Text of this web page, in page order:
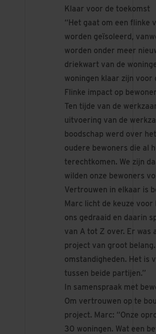
Klaar voor de toekomst
“Het gaat om een flinke
worden geïsoleerd,
worden onder meer
driekwart van de
woningen klaar zijn voor
Flinke impact op
Ten tijde van de
uitvoering van de
boodschap werd over
oudere bewoners die al
terechtkomen. We zijn
wilden onze bewoners
Vertrouwen in elkaar is
Marc licht de keuze
ons gedraaid en daarin
van A tot Z over. Er was
project van groot
omstandigheden. Het is
tussen beide partijen.”
In samenspraak met
Om vertrouwen op te
project. Marc: “Onze
30 woningen. Wat een